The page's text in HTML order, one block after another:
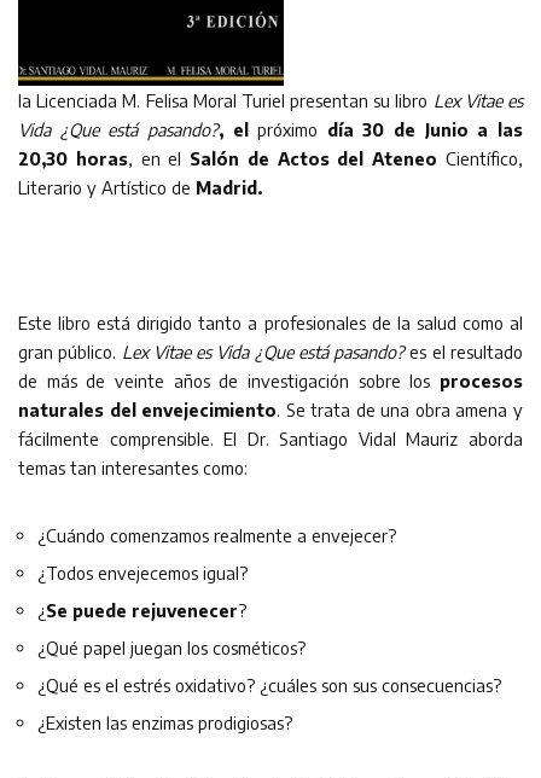
la Licenciada M. Felisa Moral Turiel presentan su libro Lex Vitae es
Vida ¿Que está pasando?, elpróximo día 30 de Junio a las
20,30 horas, en el Salón de Actos del Ateneo Científico,
Literario y Artístico de Madrid.
Este libro está dirigido tanto a profesionales de la salud como al
gran público. Lex Vitae es Vida ¿Que está pasando?es el resultado
de más de veinte años de investigación sobre los procesos
naturales del envejecimiento. Se trata de una obra amena y
fácilmente comprensible. El Dr. Santiago Vidal Mauriz aborda
temas tan interesantes como:
¿Cuándo comenzamos realmente a envejecer?
¿Todos envejecemos igual?
¿Se puede rejuvenecer?
¿Qué papel juegan los cosméticos?
¿Qué es el estrés oxidativo? ¿cuáles son sus consecuencias?
¿Existen las enzimas prodigiosas?